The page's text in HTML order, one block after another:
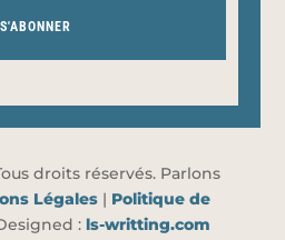
S'ABONNER
droits réservés. Parlons
Légales| Politique de
: ls-writting.com